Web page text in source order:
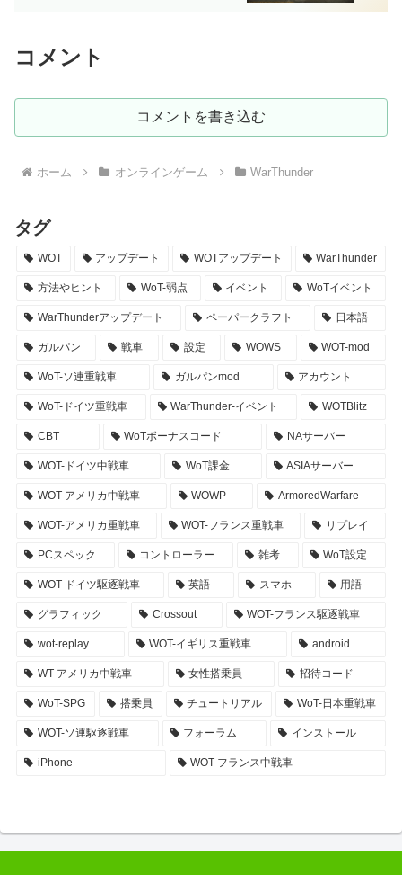
コメント
コメントを書き込む
ホーム オンラインゲーム WarThunder
タグ
WOT アップデート WOTアップデート WarThunder
方法やヒント WoT-弱点 イベント WoTイベント
WarThunderアップデート ペーパークラフト 日本語
ガルパン 戦車 設定 WOWS WOT-mod
WoT-ソ連重戦車 ガルパンmod アカウント
WoT-ドイツ重戦車 WarThunder-イベント WOTBlitz
CBT WoTボーナスコード NAサーバー
WOT-ドイツ中戦車 WoT課金 ASIAサーバー
WOT-アメリカ中戦車 WOWP ArmoredWarfare
WOT-アメリカ重戦車 WOT-フランス重戦車 リプレイ
PCスペック コントローラー 雑考 WoT設定
WOT-ドイツ駆逐戦車 英語 スマホ 用語
グラフィック Crossout WOT-フランス駆逐戦車
wot-replay WOT-イギリス重戦車 android
WT-アメリカ中戦車 女性搭乗員 招待コード
WoT-SPG 搭乗員 チュートリアル WoT-日本重戦車
WOT-ソ連駆逐戦車 フォーラム インストール
iPhone WOT-フランス中戦車